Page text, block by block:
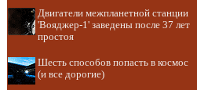
Двигатели межпланетной станции
'Вояджер-1' заведены после 37 лет
простоя
Шесть способов попасть в космос
(и все дорогие)